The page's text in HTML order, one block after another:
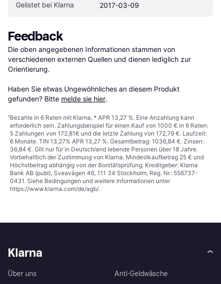
Gelistet bei Klarna 2017-03-09
Feedback
Die oben angegebenen Informationen stammen von
verschiedenen externen Quellen und dienen lediglich zur
Orientierung.
Haben Sie etwas Ungewöhnliches an diesem Produkt
gefunden? Bitte melde sie hier.
¹Bezahle in 6 Raten mit Klarna, * APR 13,27 %. Eine Anzahlung kann
erforderlich sein. Zahlungsbeispiel für einen Kauf von 1000 € in 6 Raten:
5 Zahlungen von 172,81€ und die letzte Zahlung von 172,79 €. Laufzeit:
6 Monate. TIN 13,27% APR 13,27 %. Gesamtbetrag: 1036,84 €. Zinsen:
36,84 €. Gilt nur für in Deutschland lebende Personen über 18 Jahre.
Vorbehaltlich der Zustimmung von Klarna. Mindestkaufbetrag 25 € und
Höchstbetrag abhängig von der Bonitätsprüfung. Kreditgeber: Klarna
Bank AB (publ), Sveavägen 46, 111 34 Stockholm, Reg. Nr.: 556737-
0431. Siehe Bedingungen und weitere Informationen unter
https://www.klarna.com/de/agb/.
Klarna
Über uns
Anti-Geldwäsche